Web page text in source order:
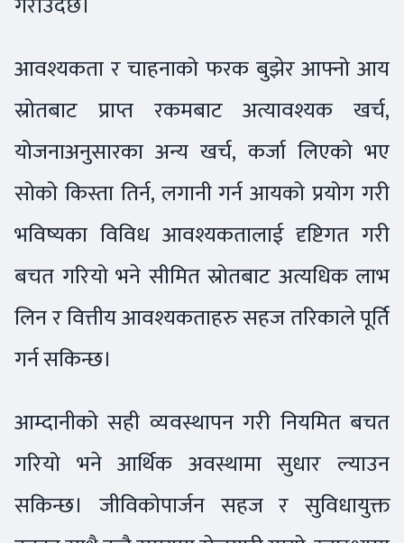
आवश्यकता र चाहनाको फरक बुझेर आफ्नो आय
स्रोतबाट प्राप्त रकमबाट अत्यावश्यक खर्च,
योजनाअनुसारका अन्य खर्च, कर्जा लिएको भए
सोको किस्ता तिर्न, लगानी गर्न आयको प्रयोग गरी
भविष्यका विविध आवश्यकतालाई दृष्टिगत गरी
बचत गरियो भने सीमित स्रोतबाट अत्यधिक लाभ
लिन र वित्तीय आवश्यकताहरु सहज तरिकाले पूर्ति
गर्न सकिन्छ।
आम्दानीको सही व्यवस्थापन गरी नियमित बचत
गरियो भने आर्थिक अवस्थामा सुधार ल्याउन
सकिन्छ। जीविकोपार्जन सहज र सुविधायुक्त